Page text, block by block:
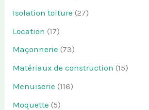
Isolation toiture (27)
Location (17)
Maçonnerie (73)
Matériaux de construction (15)
Menuiserie (116)
Moquette (5)